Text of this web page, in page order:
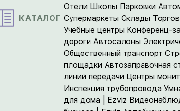
КАТАЛОГ
Отели Школы Парковки
Супермаркеты Склады
Учебные центры Конференц-
дороги Автосалоны
Общественный транспорт
площадки Автозаправочная
линий передачи Центры
Инспекция трубопровода
для дома | Ezviz